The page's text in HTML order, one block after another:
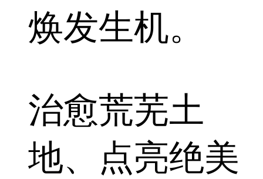
焕发生机。
治愈荒芜土
地、点亮绝美